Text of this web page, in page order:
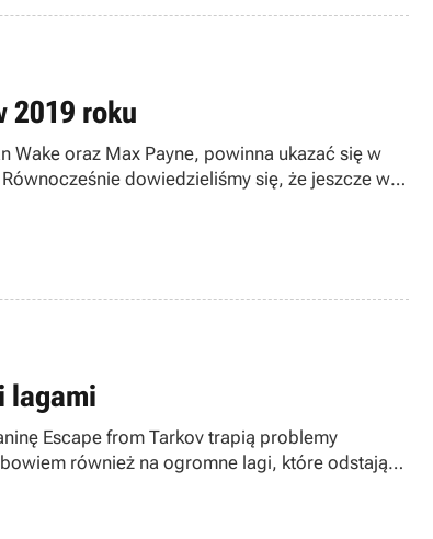
2019 roku
Wake oraz Max Payne, powinna ukazać się w
dowiedzieliśmy się, że jeszcze w
lagami
Escape from Tarkov trapią problemy
również na ogromne lagi, które odstają
optymalnych ustawieniach sieci.